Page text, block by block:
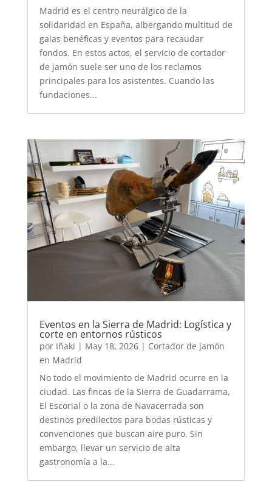
Madrid es el centro neurálgico de la
solidaridad en España, albergando multitud de
galas benéficas y eventos para recaudar
fondos. En estos actos, el servicio de cortador
de jamón suele ser uno de los reclamos
principales para los asistentes. Cuando las
fundaciones...
Eventos en la Sierra de Madrid: Logística y
corte en entornos rústicos
por Iñaki | May 18, 2026| Cortador de jamón
en Madrid
No todo el movimiento de Madrid ocurre en la
ciudad. Las fincas de la Sierra de Guadarrama,
El Escorial o la zona de Navacerrada son
destinos predilectos para bodas rústicas y
convenciones que buscan aire puro. Sin
embargo, llevar un servicio de alta
gastronomía a la...